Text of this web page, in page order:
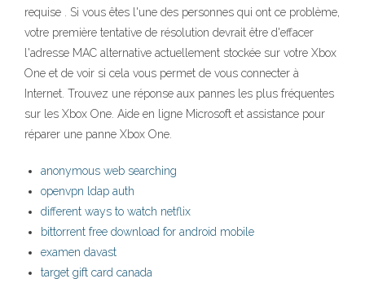
requise . Si vous êtes l'une des personnes qui ont ce problème,
votre première tentative de résolution devrait être d'effacer
l'adresse MAC alternative actuellement stockée sur votre Xbox
One et de voir si cela vous permet de vous connecter à
Internet. Trouvez une réponse aux pannes les plus fréquentes
sur les Xbox One. Aide en ligne Microsoft et assistance pour
réparer une panne Xbox One.
anonymous web searching
openvpn ldap auth
different ways to watch netflix
bittorrent free download for android mobile
examen davast
target gift card canada